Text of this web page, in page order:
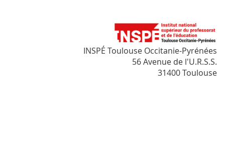
INSPÉ Toulouse Occitanie-Pyrénées
56 Avenue de l'U.R.S.S.
31400 Toulouse